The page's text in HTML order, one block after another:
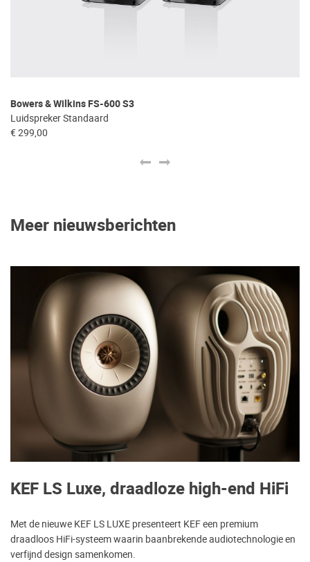
Bowers & Wilkins FS-600 S3
Luidspreker Standaard
€ 299,00
Meer nieuwsberichten
KEF LS Luxe, draadloze high-end HiFi
Met de nieuwe KEF LS LUXE presenteert KEF een premium
draadloos HiFi-systeem waarin baanbrekende audiotechnologie en
verfijnd design samenkomen.